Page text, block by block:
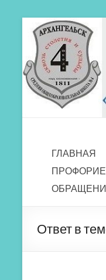
Перейти
содержимому
ГЛАВНАЯ
Ответ в